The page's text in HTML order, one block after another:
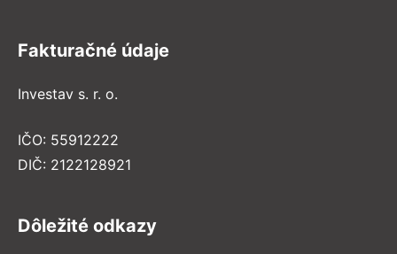
Fakturačné údaje
Investav s. r. o.
IČO: 55912222
DIČ: 2122128921
Dôležité odkazy